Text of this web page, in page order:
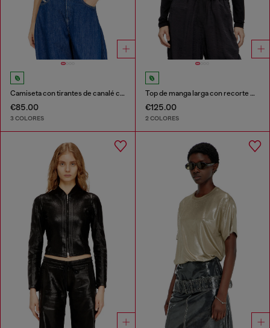
Camiseta con tirantes de canalé con Oval D
€85.00
3 COLORES
Top de manga larga con recorte Oval D
€125.00
2 COLORES